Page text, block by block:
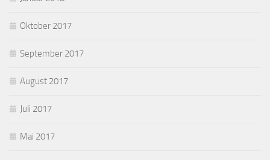
Oktober 2017
September 2017
August 2017
Juli 2017
Mai 2017